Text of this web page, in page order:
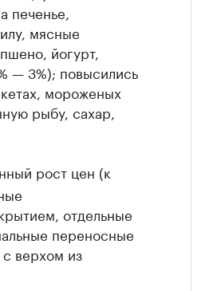
печенье,
мясные
йогурт,
— 3%); повысились
мороженых
рыбу, сахар,
рост цен (к
отдельные
переносные
верхом из